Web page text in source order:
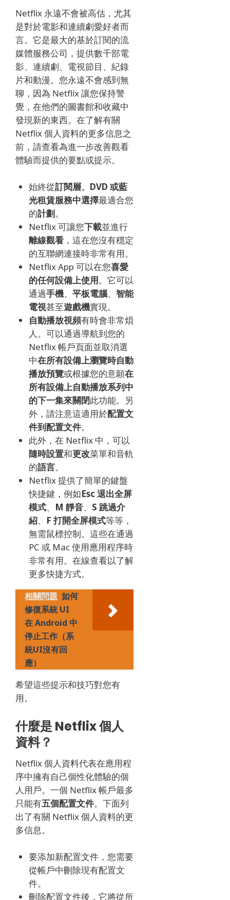
Netflix 永遠不會被高估，尤其
是對於電影和連續劇愛好者而
言。 它是最大的基於訂閱的流
媒體服務公司，提供數千部電
影、連續劇、電視節目、紀錄
片和動漫。 您永遠不會感到無
聊，因為 Netflix 讓您保持警
覺，在他們的圖書館和收藏中
發現新的東西。 在了解有關
Netflix 個人資料的更多信息之
前，請查看為進一步改善觀看
體驗而提供的要點或提示。
始終從訂閱層、DVD 或藍
光租賃服務中選擇最適合您
的計劃。
Netflix 可讓您下載並進行
離線觀看 ，這在您沒有穩定
的互聯網連接時非常有用。
Netflix App 可以在您喜愛
的任何設備上使用。 它可以
通過手機、 平板電腦、 智能
電視甚至遊戲機實現。
自動播放視頻有時會非常煩
人。 可以通過導航到您的
Netflix 帳戶頁面並取消選
中在所有設備上瀏覽時自動
播放預覽或根據您的意願在
所有設備上自動播放系列中
的下一集來關閉此功能。 另
外，請注意這適用於配置文
件到配置文件。
此外，在 Netflix 中，可以
隨時設置和更改菜單和音軌
的語言。
Netflix 提供了簡單的鍵盤
快捷鍵，例如Esc 退出全屏
模式、 M 靜音、 S 跳過介
紹、 F 打開全屏模式等等，
無需鼠標控制。 這些在通過
PC 或 Mac 使用應用程序時
非常有用。 在線查看以了解
更多快捷方式。
相關問題 如何
修復系統 UI
在 Android 中
停止工作（系
統UI沒有回
應）
希望這些提示和技巧對您有
用。
什麼是 Netflix 個人
資料？
Netflix 個人資料代表在應用程
序中擁有自己個性化體驗的個
人用戶。 一個 Netflix 帳戶最多
只能有五個配置文件。 下面列
出了有關 Netflix 個人資料的更
多信息。
要添加新配置文件，您需要
從帳戶中刪除現有配置文
件。
刪除配置文件後，它將從所